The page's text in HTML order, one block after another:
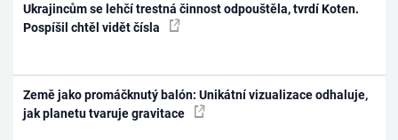
Ukrajincům se lehčí trestná činnost odpouštěla, tvrdí Koten.
Pospíšil chtěl vidět čísla
Země jako promáčknutý balón: Unikátní vizualizace odhaluje,
jak planetu tvaruje gravitace